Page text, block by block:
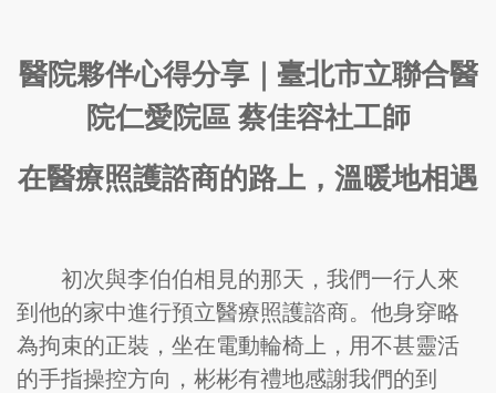
醫院夥伴心得分享｜臺北市立聯合醫
院仁愛院區 蔡佳容社工師
在醫療照護諮商的路上，溫暖地相遇
初次與李伯伯相見的那天，我們一行人來
到他的家中進行預立醫療照護諮商。他身穿略
為拘束的正裝，坐在電動輪椅上，用不甚靈活
的手指操控方向，彬彬有禮地感謝我們的到